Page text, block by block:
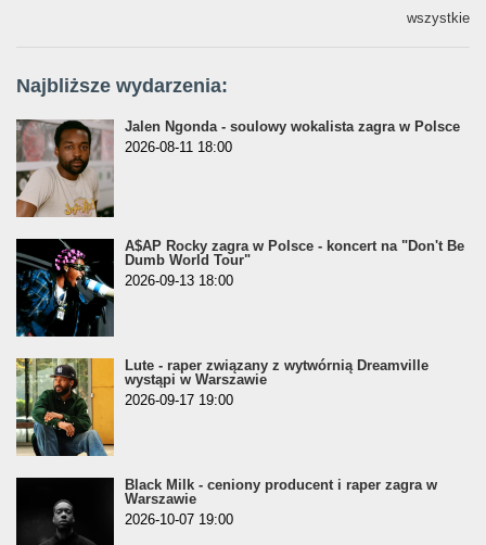
wszystkie
Najbliższe wydarzenia:
Jalen Ngonda - soulowy wokalista zagra w Polsce
2026-08-11 18:00
A$AP Rocky zagra w Polsce - koncert na "Don't Be
Dumb World Tour"
2026-09-13 18:00
Lute - raper związany z wytwórnią Dreamville
wystąpi w Warszawie
2026-09-17 19:00
Black Milk - ceniony producent i raper zagra w
Warszawie
2026-10-07 19:00